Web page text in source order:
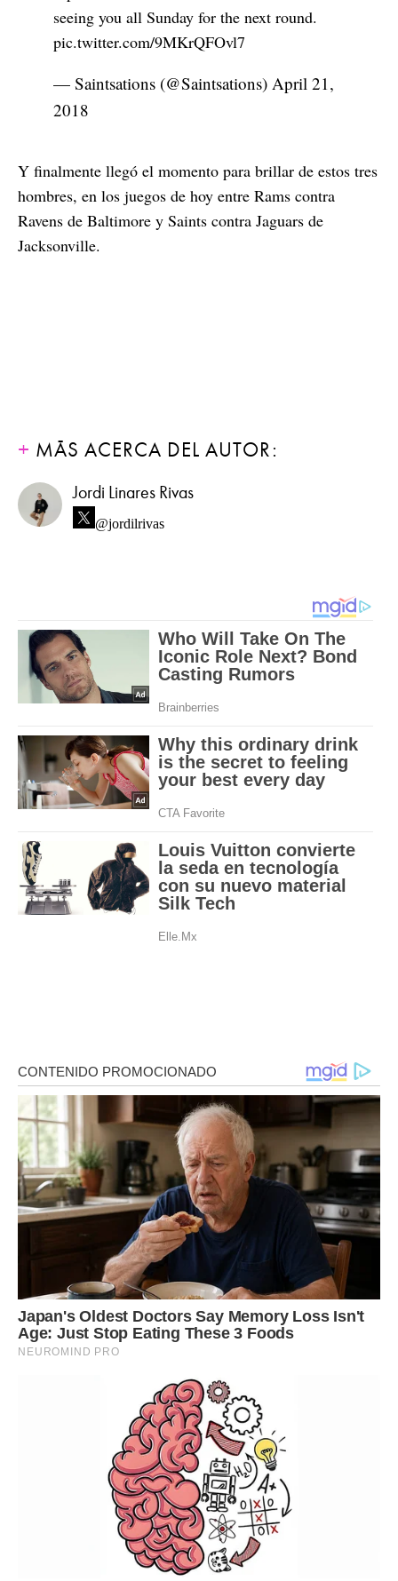
seeing you all Sunday for the next round.
pic.twitter.com/9MKrQFOvl7
— Saintsations (@Saintsations) April 21,
2018
Y finalmente llegó el momento para brillar de estos tres
hombres, en los juegos de hoy entre Rams contra
Ravens de Baltimore y Saints contra Jaguars de
Jacksonville.
MÁS ACERCA DEL AUTOR:
Jordi Linares Rivas
@jordilrivas